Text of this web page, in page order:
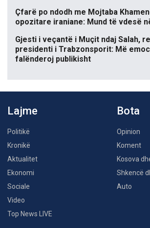
Çfarë po ndodh me Mojtaba
opozitare iraniane: Mund të vdesë
Gjesti i veçantë i Muçit ndaj Salah,
presidenti i Trabzonsporit: Më
falënderoj publikisht
Lajme
Politikë
Kronikë
Aktualitet
Ekonomi
Sociale
Video
Top News LIVE
Bota
Opinion
Koment
Kosova
Shkencë
Auto